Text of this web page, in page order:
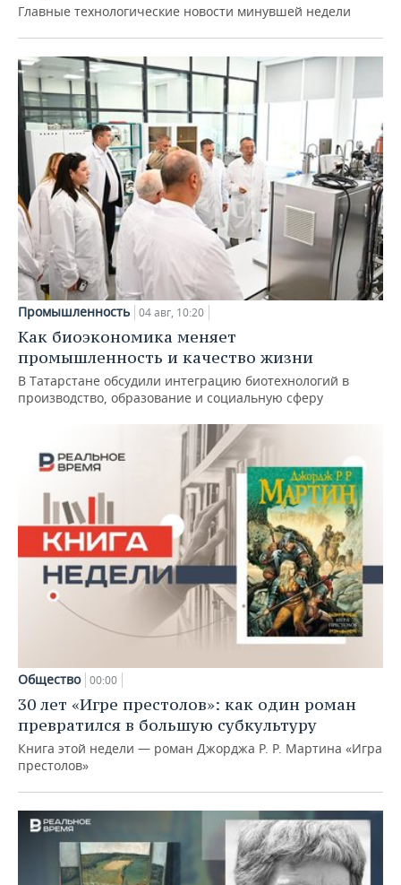
Главные технологические новости минувшей недели
Промышленность 04 авг, 10:20
Как биоэкономика меняет
промышленность и качество жизни
В Татарстане обсудили интеграцию биотехнологий в
производство, образование и социальную сферу
Общество 00:00
30 лет «Игре престолов»: как один роман
превратился в большую субкультуру
Книга этой недели — роман Джорджа Р. Р. Мартина «Игра
престолов»